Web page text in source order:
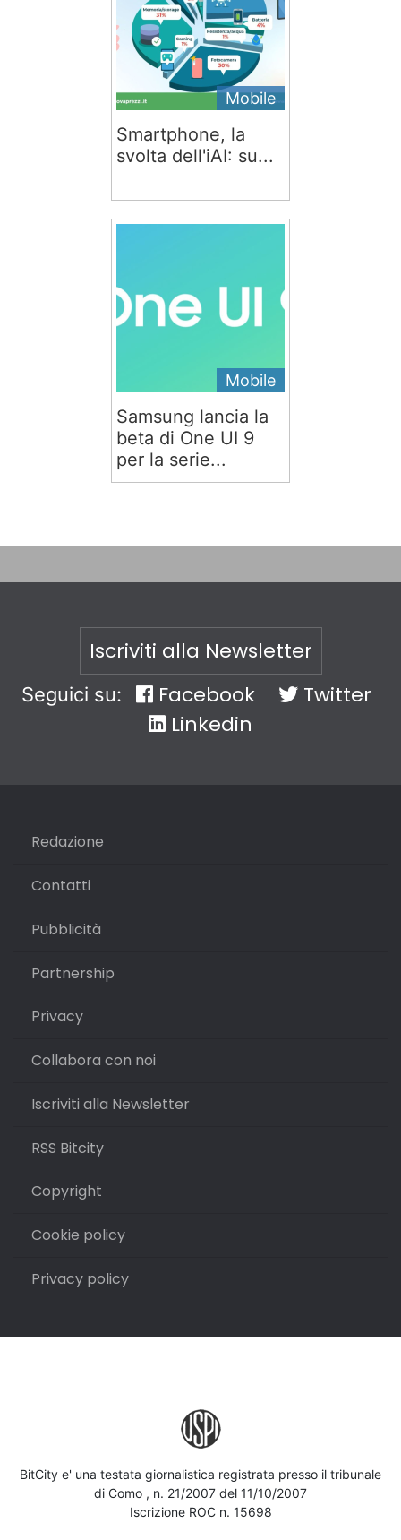
Mobile
Smartphone, la
svolta dell'iAI: su...
Mobile
Samsung lancia la
beta di One UI 9
per la serie...
Iscriviti alla Newsletter
Seguici su: Facebook
Twitter
Linkedin
Redazione
Contatti
Pubblicità
Partnership
Privacy
Collabora con noi
Iscriviti alla Newsletter
RSS Bitcity
Copyright
Cookie policy
Privacy policy
BitCity e' una testata giornalistica registrata presso il tribunale
di Como , n. 21/2007 del 11/10/2007
Iscrizione ROC n. 15698